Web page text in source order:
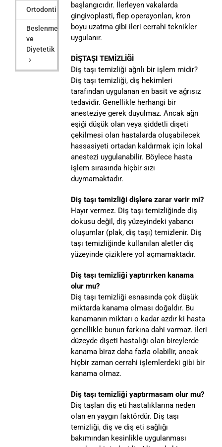
başlangıcıdır. İlerleyen vakalarda
gingivoplasti, flep operayonları, kron
boyu uzatma gibi ileri cerrahi teknikler
uygulanır.
DİŞTAŞI TEMİZLİĞİ
Diş taşı temizliği ağrılı bir işlem midir?
Diş taşı temizliği, diş hekimleri
tarafından uygulanan en basit ve ağrısız
tedavidir. Genellikle herhangi bir
anesteziye gerek duyulmaz. Ancak ağrı
eşiği düşük olan veya şiddetli dişeti
çekilmesi olan hastalarda oluşabilecek
hassasiyeti ortadan kaldırmak için lokal
anestezi uygulanabilir. Böylece hasta
işlem sırasında hiçbir sızı
duymamaktadır.
Diş taşı temizliği dişlere zarar verir mi?
Hayır vermez. Diş taşı temizliğinde diş
dokusu değil, diş yüzeyindeki yabancı
oluşumlar (plak, diş taşı) temizlenir. Diş
taşı temizliğinde kullanılan aletler diş
yüzeyinde çiziklere yol açmamaktadır.
Diş taşı temizliği yaptırırken kanama
olur mu?
Diş taşı temizliği esnasında çok düşük
miktarda kanama olması doğaldır. Bu
kanamanın miktarı o kadar azdır ki hasta
genellikle bunun farkına dahi varmaz. İleri
düzeyde dişeti hastalığı olan bireylerde
kanama biraz daha fazla olabilir, ancak
hiçbir zaman cerrahi işlemlerdeki gibi bir
kanama olmaz.
Diş taşı temizliği yaptırmasam olur mu?
Diş taşları diş eti hastalıklarına neden
olan en yaygın faktördür. Diş taşı
temizliği, diş ve diş eti sağlığı
bakımından kesinlikle uygulanması
Ortodonti
Beslenme
ve
Diyetetik